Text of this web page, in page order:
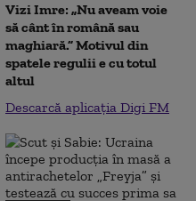
Vizi Imre: „Nu aveam voie
să cânt în română sau
maghiară.” Motivul din
spatele regulii e cu totul
altul
Descarcă aplicația Digi FM